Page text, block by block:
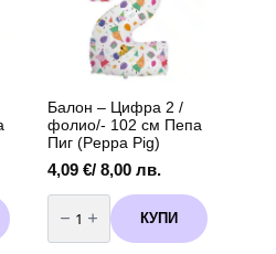
2
Балон – Цифра 2 /
фолио/- 102 см Пепа
Пиг (Peppa Pig)
4,09 €/ 8,00 лв.
количество
за
Балон
-
КУПИ